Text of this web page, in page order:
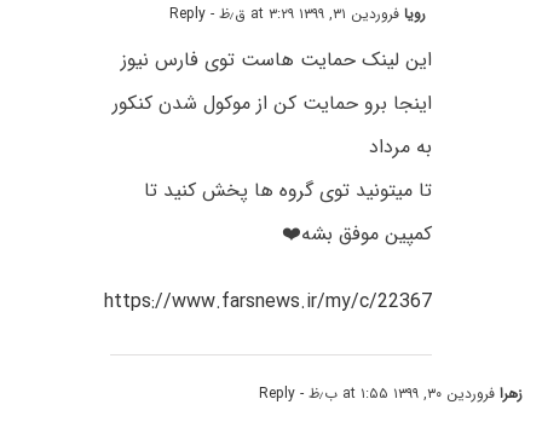
رویافروردین ۳۱, ۱۳۹۹ at ۳:۲۹ ق٫ظ - Reply
این لینک حمایت هاست توی فارس نیوز
اینجا برو حمایت کن از موکول شدن کنکور
به مرداد
تا میتونید توی گروه ها پخش کنید تا
کمپین موفق بشه❤️
https://www.farsnews.ir/my/c/22367
زهرافروردین ۳۰, ۱۳۹۹ at ۱:۵۵ ب٫ظ - Reply